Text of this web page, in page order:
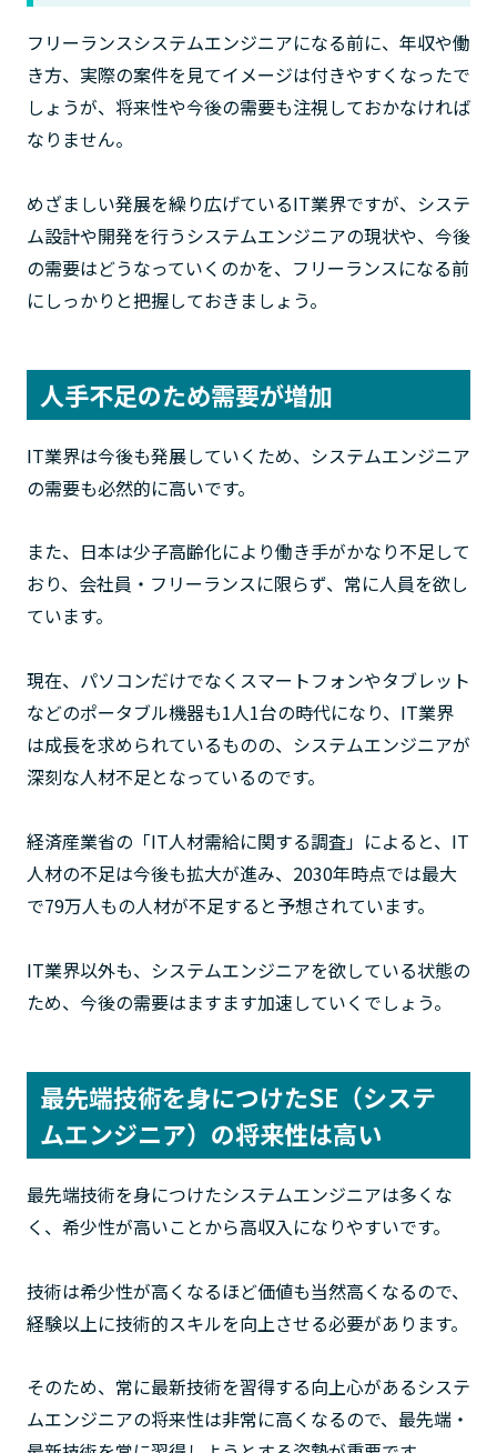
フリーランスシステムエンジニアになる前に、年収や働
き方、実際の案件を見てイメージは付きやすくなったで
しょうが、将来性や今後の需要も注視しておかなければ
なりません。
めざましい発展を繰り広げているIT業界ですが、システ
ム設計や開発を行うシステムエンジニアの現状や、今後
の需要はどうなっていくのかを、フリーランスになる前
にしっかりと把握しておきましょう。
人手不足のため需要が増加
IT業界は今後も発展していくため、システムエンジニア
の需要も必然的に高いです。
また、日本は少子高齢化により働き手がかなり不足して
おり、会社員・フリーランスに限らず、常に人員を欲し
ています。
現在、パソコンだけでなくスマートフォンやタブレット
などのポータブル機器も1人1台の時代になり、IT業界
は成長を求められているものの、システムエンジニアが
深刻な人材不足となっているのです。
経済産業省の「IT人材需給に関する調査」によると、IT
人材の不足は今後も拡大が進み、2030年時点では最大
で79万人もの人材が不足すると予想されています。
IT業界以外も、システムエンジニアを欲している状態の
ため、今後の需要はますます加速していくでしょう。
最先端技術を身につけたSE（システ
ムエンジニア）の将来性は高い
最先端技術を身につけたシステムエンジニアは多くな
く、希少性が高いことから高収入になりやすいです。
技術は希少性が高くなるほど価値も当然高くなるので、
経験以上に技術的スキルを向上させる必要があります。
そのため、常に最新技術を習得する向上心があるシステ
ムエンジニアの将来性は非常に高くなるので、最先端・